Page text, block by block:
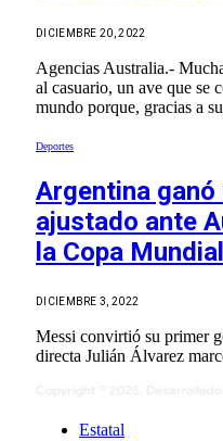
DICIEMBRE 20, 2022
Agencias Australia.-
al casuario, un ave que se
mundo porque, gracias a
Deportes
Argentina
ajustado ante
la Copa Mundial
DICIEMBRE 3, 2022
Messi convirtió su primer
directa Julián Álvarez
Estatal